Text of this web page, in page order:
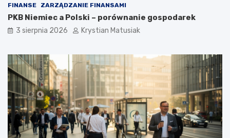
FINANSE ZARZĄDZANIE FINANSAMI
PKB Niemiec a Polski – porównanie gospodarek
3 sierpnia 2026 Krystian Matusiak